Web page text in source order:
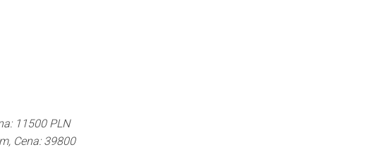
11500 PLN
Cena: 39800